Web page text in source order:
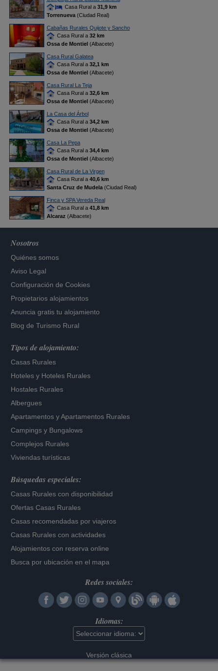
Casa Rural a 31,9 km
Torrenueva(Ciudad Real)
Cabañas Rurales Quijote y Sancho
Casa Rural a 32 km
Ossa de Montiel(Albacete)
Casa Rural Galatea
Casa Rural a 32,1 km
Ossa de Montiel(Albacete)
Casa Rural La Teja
Casa Rural a 32,6 km
Ossa de Montiel(Albacete)
La Casa del Árbol
Casa Rural a 34,2 km
Ossa de Montiel(Albacete)
Casa La Pepa
Casa Rural a 34,4 km
Ossa de Montiel(Albacete)
Casa Rural de La Virgen
Casa Rural a 40,6 km
Santa Cruz de Mudela(Ciudad Real)
Finca y SPA Vereda Real
Casa Rural a 41,8 km
Alcaraz (Albacete)
Nosotros
Quiénes somos
Aviso Legal
Configuración de Cookies
Propietarios alojamientos
Anuncia gratis tu alojamiento
Blog de Turismo Rural
Tipos de alojamiento:
Casas Rurales
Hoteles y Hoteles Rurales
Hostales Rurales
Albergues
Apartamentos yApartamentos Rurales
Campings y Bungalows
Complejos Rurales
Viviendas turísticas
Búsquedas especiales:
Casas Rurales con disponibilidad
Ofertas Casas Rurales
Casas recomendadas por viajeros
Casas Rurales con actividades
Alojamientos con reserva online
Busca por ubicación en el mapa
Redes sociales:
Idiomas:
Versión clásica